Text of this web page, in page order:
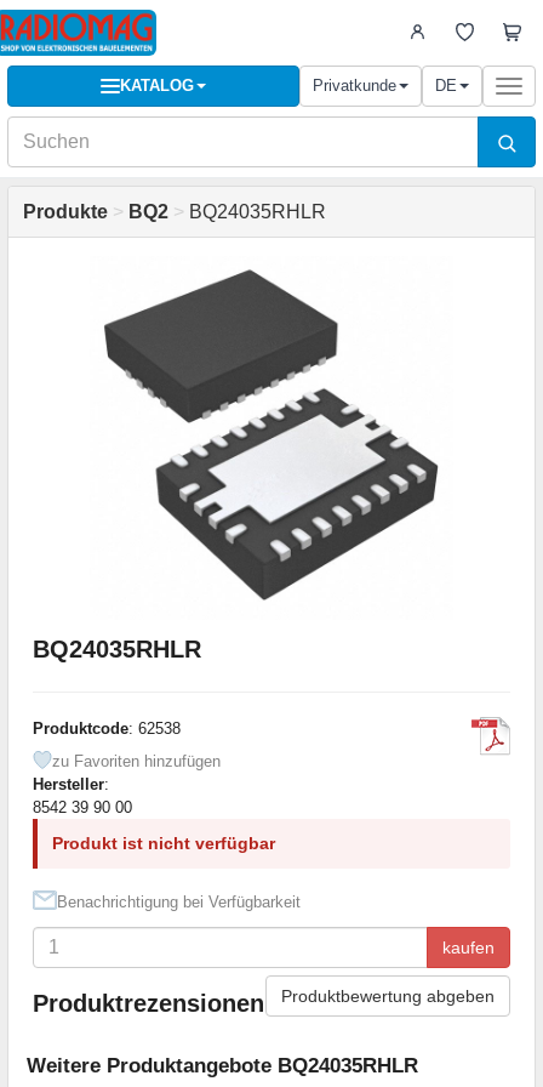
KATALOG Privatkunde DE
Produkte > BQ2 > BQ24035RHLR
BQ24035RHLR
Produktcode: 62538
zu Favoriten hinzufügen
Hersteller:
8542 39 90 00
Produkt ist nicht verfügbar
Benachrichtigung bei Verfügbarkeit
kaufen
Produktrezensionen Produktbewertung abgeben
Weitere Produktangebote BQ24035RHLR